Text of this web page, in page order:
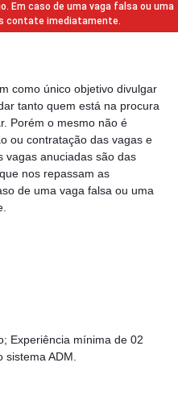
Em caso de uma vaga falsa ou uma
contate imediatamente.
como único objetivo divulgar
tanto quem está na procura
Porém o mesmo não é
ou contratação das vagas e
vagas anuciadas são das
nos repassam as
de uma vaga falsa ou uma
Experiência mínima de 02
ADM.